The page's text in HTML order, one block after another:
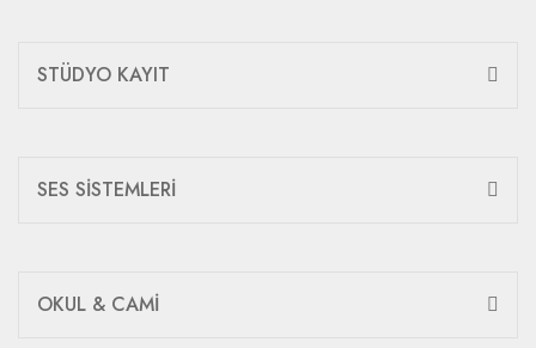
STÜDYO KAYIT
SES SİSTEMLERİ
OKUL & CAMİ